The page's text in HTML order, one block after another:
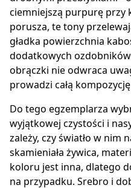
ciemniejszą purpurę przy
porusza, te tony
gładka powierzchnia
dodatkowych
obrączki nie odwraca
prowadzi całą
Do tego egzemplarza
wyjątkowej czystości i
zależy, czy światło w nim
skamieniała żywica,
koloru jest inna, dlatego
na przypadku. Srebro i